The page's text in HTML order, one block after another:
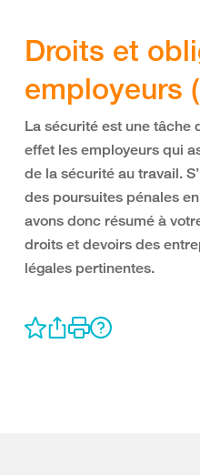
Droits et
employeurs
La sécurité est une tâche
effet les employeurs qui
de la sécurité au travail.
des poursuites pénales
avons donc résumé à
droits et devoirs des
légales pertinentes.